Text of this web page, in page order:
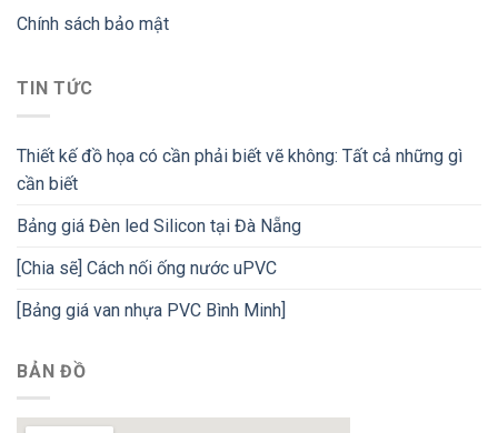
Chính sách bảo mật
TIN TỨC
Thiết kế đồ họa có cần phải biết vẽ không: Tất cả những gì
cần biết
Bảng giá Đèn led Silicon tại Đà Nẵng
[Chia sẽ] Cách nối ống nước uPVC
[Bảng giá van nhựa PVC Bình Minh]
BẢN ĐỒ